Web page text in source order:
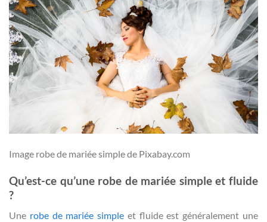
Image robe de mariée simple de Pixabay.com
Qu’est-ce qu’une robe de mariée simpleet fluide
?
Une robe de mariée simple et fluide est généralement une